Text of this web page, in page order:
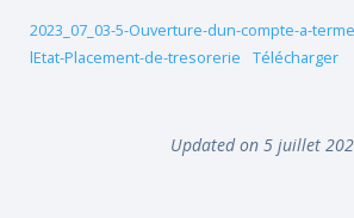
2023_07_03-5-Ouverture-dun-compte-a-
lEtat-Placement-de-tresorerie
Télécharger
Updated on 5 juillet